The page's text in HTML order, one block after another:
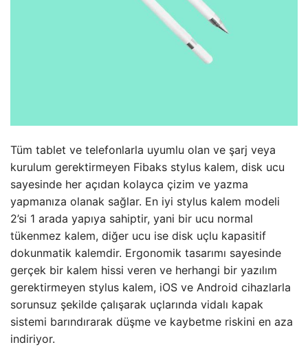
Tüm tablet ve telefonlarla uyumlu olan ve şarj veya
kurulum gerektirmeyen Fibaks stylus kalem, disk ucu
sayesinde her açıdan kolayca çizim ve yazma
yapmanıza olanak sağlar. En iyi stylus kalem modeli
2’si 1 arada yapıya sahiptir, yani bir ucu normal
tükenmez kalem, diğer ucu ise disk uçlu kapasitif
dokunmatik kalemdir. Ergonomik tasarımı sayesinde
gerçek bir kalem hissi veren ve herhangi bir yazılım
gerektirmeyen stylus kalem, iOS ve Android cihazlarla
sorunsuz şekilde çalışarak uçlarında vidalı kapak
sistemi barındırarak düşme ve kaybetme riskini en aza
indiriyor.